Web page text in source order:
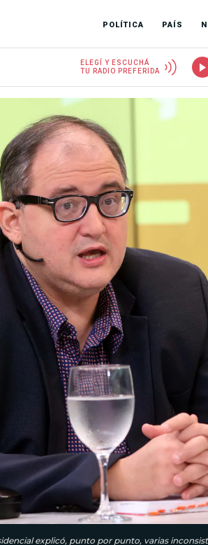
POLÍTICA PAÍS
ELEGÍ Y ESCUCHÁ
TU RADIO PREFERIDA
explicó, punto por punto, varias